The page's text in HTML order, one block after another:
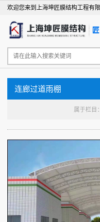
欢迎您来到上海坤匠膜结构工程有限
连廊过道雨棚
属于栏目